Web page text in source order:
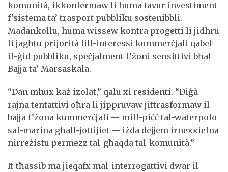
komunità, ikkonfermaw li huma favur investiment
f’sistema ta’ trasport pubbliku sostenibbli.
Madankollu, huma wissew kontra proġetti li jidhru
li jagħtu prijorità lill-interessi kummerċjali qabel
il-ġid pubbliku, speċjalment f’żoni sensittivi bħal
Bajja ta’ Marsaskala.
“Dan mhux każ izolat,” qalu xi residenti. “Diġà
rajna tentattivi oħra li jippruvaw jittrasformaw il-
bajja f’żona kummerċjali — mill-piċċ tal-waterpolo
sal-marina għall-jottijiet — iżda dejjem irnexxielna
nirreżistu permezz tal-għaqda tal-komunità.”
It-tħassib ma jieqafx mal-interrogattivi dwar il-